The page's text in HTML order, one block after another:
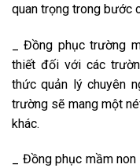
quan trọng trong bước
_ Đồng phục trường
thiết đối với các
thức quản lý chuyên
trường sẽ mang một
khác.
_ Đồng phục mầm